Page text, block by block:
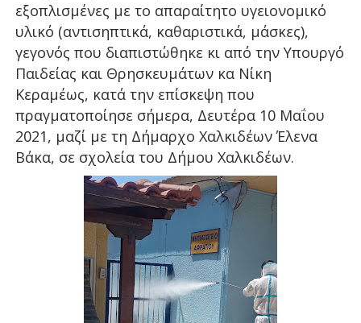
εξοπλισμένες με το απαραίτητο υγειονομικό
υλικό (αντισηπτικά, καθαριστικά, μάσκες),
γεγονός που διαπιστώθηκε κι από την Υπουργό
Παιδείας και Θρησκευμάτων κα Νίκη
Κεραμέως, κατά την επίσκεψη που
πραγματοποίησε σήμερα, Δευτέρα 10 Μαΐου
2021, μαζί με τη Δήμαρχο Χαλκιδέων Έλενα
Βάκα, σε σχολεία του Δήμου Χαλκιδέων.